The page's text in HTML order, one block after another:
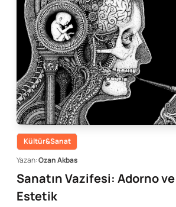
Kültür&Sanat
Yazan:Ozan Akbas
Sanatın Vazifesi: Adorno
Estetik